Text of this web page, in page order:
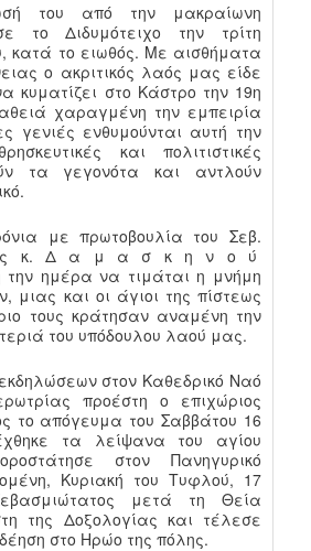
του από την μακραίωνη
το Διδυμότειχο την τρίτη
κατά το ειωθός. Με αισθήματα
ο ακριτικός λαός μας είδε
κυματίζει στο Κάστρο την 19η
χαραγμένη την εμπειρία
γενιές ενθυμούνται αυτή την
και πολιτιστικές
τα γεγονότα και αντλούν
με πρωτοβουλία του Σεβ.
μας κ. Δ α μ α σ κ η ν ο ύ
την ημέρα να τιμάται η μνήμη
μιας και οι άγιοι της πίστεως
τους κράτησαν αναμένη την
του υπόδουλου λαού μας.
στον Καθεδρικό Ναό
προέστη ο επιχώριος
το απόγευμα του Σαββάτου 16
τα λείψανα του αγίου
στον Πανηγυρικό
Κυριακή του Τυφλού, 17
μετά τη Θεία
της Δοξολογίας και τέλεσε
στο Ηρώο της πόλης.